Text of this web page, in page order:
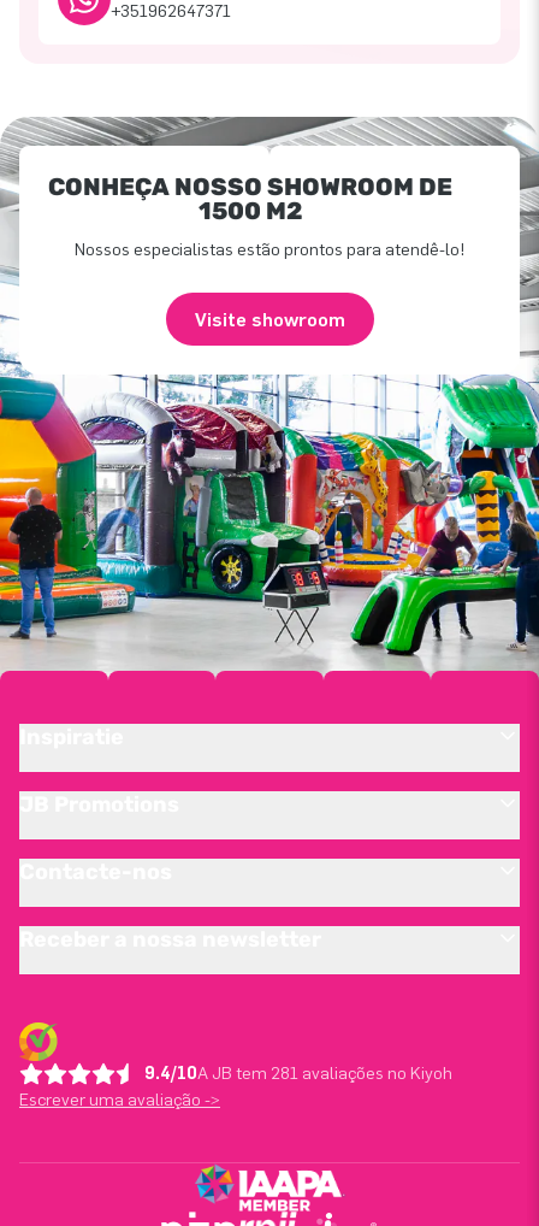
+351962647371
CONHEÇA NOSSO SHOWROOM DE
1500 M2
Nossos especialistas estão prontos para atendê-lo!
Visite showroom
9.4/10A JB tem 281 avaliações no Kiyoh
Escrever uma avaliação ->